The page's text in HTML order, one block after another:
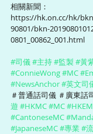
相關新聞：
https://hk.on.cc/hk/
90801/bkn-
0801_00862_001.html
#司儀#主持#監製 #黃
#ConnieWong#MC
#NewsAnchor#英文司
＃普通話司儀 ＃廣東話
遊 #HKMC#MC
#CantoneseMC
#JapaneseMC#專業 #